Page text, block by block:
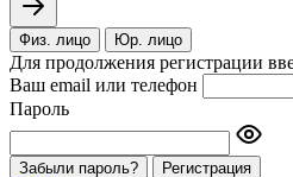
Физ. лицо Юр. лицо
Для продолжения регистрации
Ваш email или телефон
Пароль
Забыли пароль? Регистрация